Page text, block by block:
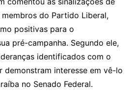
do Partido Liberal,
positivas para o
pré-campanha. Segundo ele,
identificados com o
demonstram interesse em vê-lo
no Senado Federal.